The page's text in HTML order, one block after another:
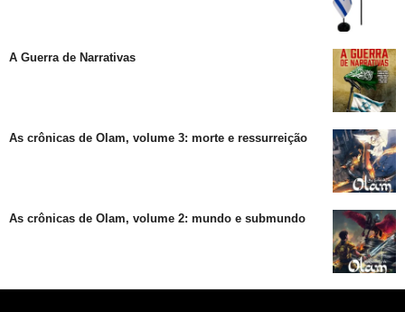
A Guerra de Narrativas
As crônicas de Olam, volume 3: morte e ressurreição
As crônicas de Olam, volume 2: mundo e submundo